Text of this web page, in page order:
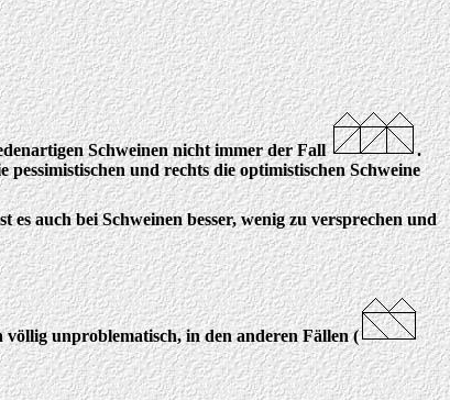
Schweinen nicht immer der Fall
.
und rechts die optimistischen Schweine
auch bei Schweinen besser, wenig zu versprechen und
völlig unproblematisch, in den anderen Fällen (